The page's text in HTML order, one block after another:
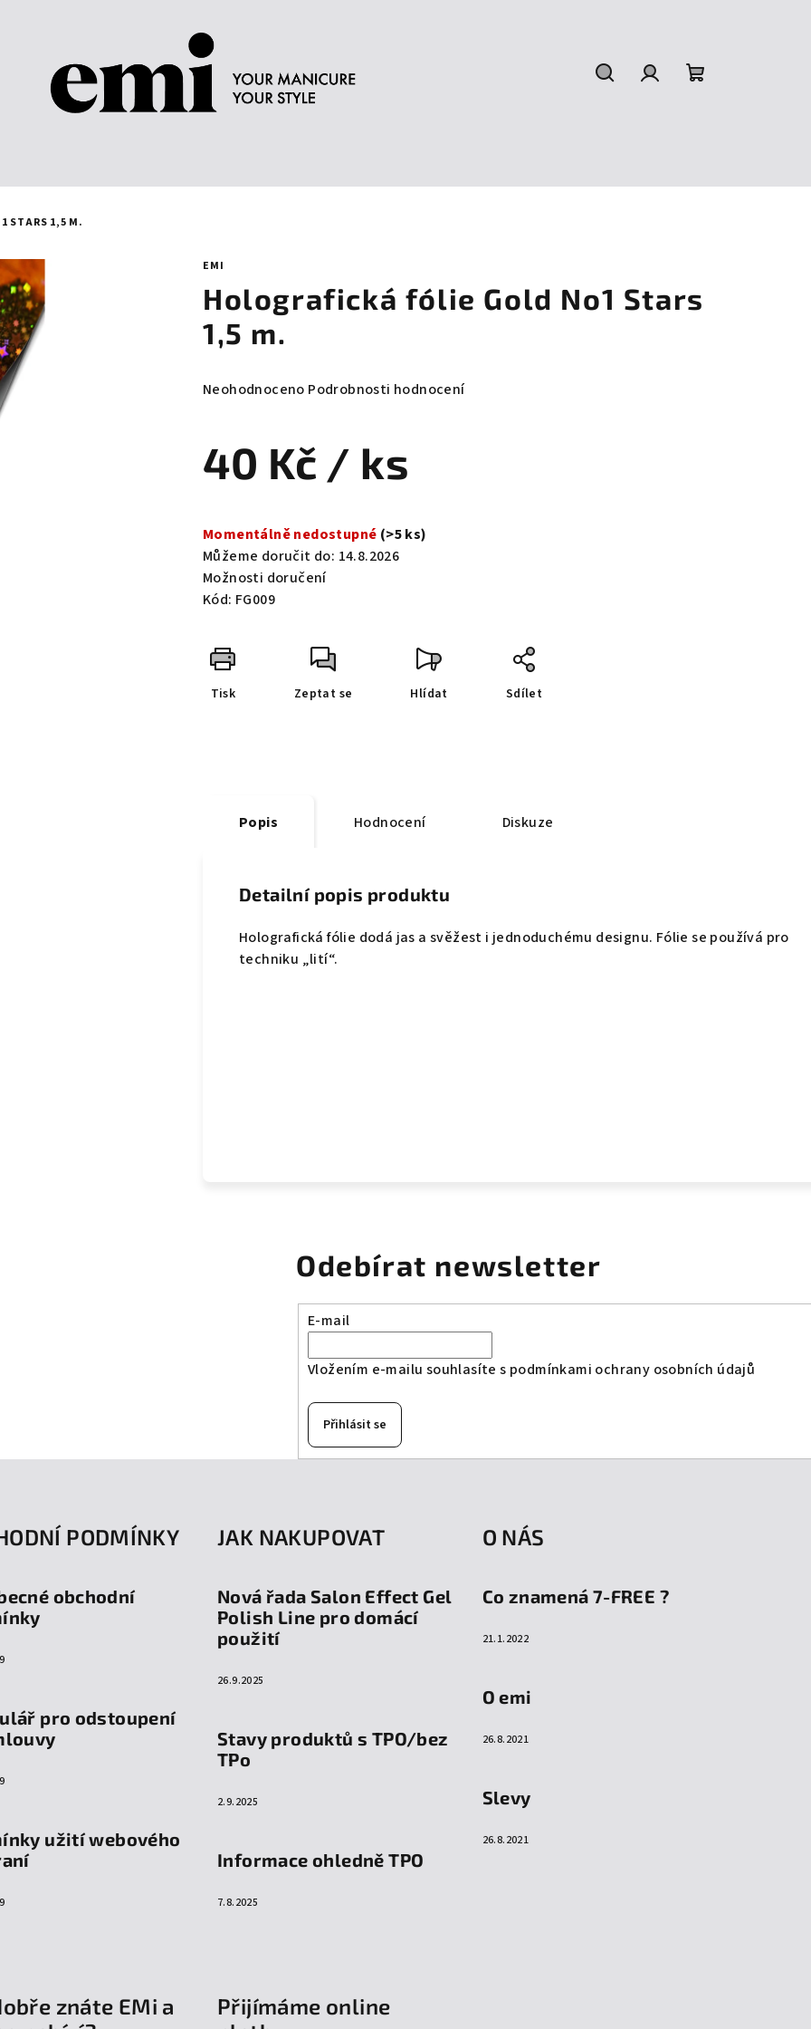
STARS 1,5 M.
EMI
Holografická fólie Gold No1 Stars
1,5 m.
Průměrné
je
0,0
hvězdiček.
Neohodnoceno Podrobnosti hodnocení
40 Kč / ks
cena:
Momentálně nedostupné (>5 ks)
Můžeme doručit do: 14.8.2026
Možnosti doručení
Kód: FG009
Tisk Zeptat se Hlídat Sdílet
Popis Hodnocení Diskuze
Detailní popis produktu
Holografická fólie dodá jas a svěžest i jednoduchému designu. Fólie se používá pro
techniku „lití“.
Odebírat newsletter
E-mail
Vložením e-mailu souhlasíte s podmínkami ochrany osobních údajů
Přihlásit se
PODMÍNKY
obchodní
pro odstoupení
užití webového
JAK NAKUPOVAT
Nová řada Salon Effect Gel
Polish Line pro domácí
použití
26.9.2025
Stavy produktů s TPO/bez
TPo
2.9.2025
Informace ohledně TPO
7.8.2025
O NÁS
Co znamená 7-FREE ?
21.1.2022
O emi
26.8.2021
Slevy
26.8.2021
znáte EMi a
Přijímáme online